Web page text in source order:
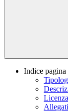
Indice pagina
Licenza
Allegati